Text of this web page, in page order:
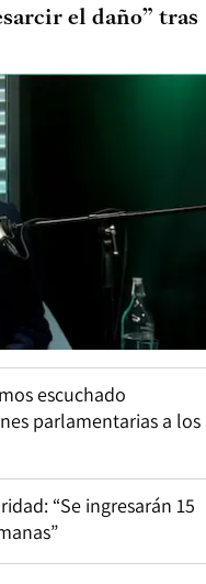
el daño” tras
escuchado
parlamentarias a los
“Se ingresarán 15